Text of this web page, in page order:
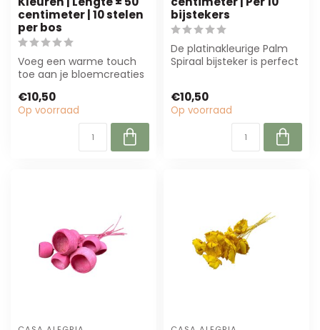
centimeter | 10 stelen
per bos
Voeg een warme touch
toe aan je bloemcreaties
Gebleekte Palm Cu...
€10,50
Op voorraad
bijstekers
De platinakleurige Palm
Spiraal bijsteker is perfect
€10,50
Op voorraad